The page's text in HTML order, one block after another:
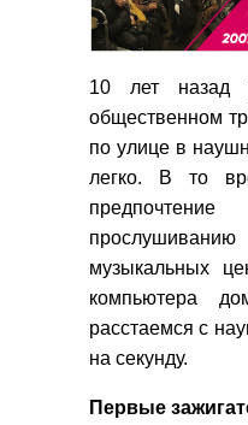
10 лет назад
общественном
по улице в
легко. В то
музыкальных
компьютера
расстаемся с
на секунду.
Первые